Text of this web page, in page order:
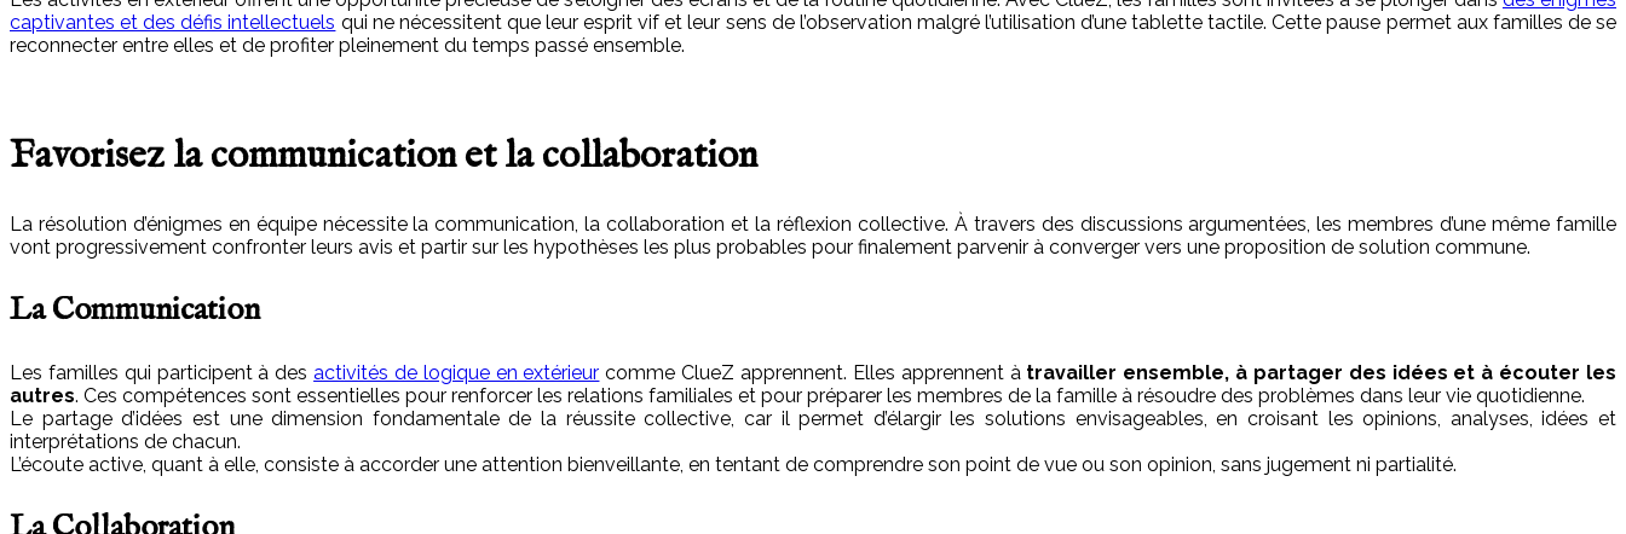
captivantes et des défis intellectuels qui ne nécessitent que leur esprit vif et leur sens de l’observation malgré l’utilisation d’une tablette tactile. Cette pause permet aux familles de se
reconnecter entre elles et de profiter pleinement du temps passé ensemble.
Favorisez la communication et la collaboration
La résolution d’énigmes en équipe nécessite la communication, la collaboration et la réflexion collective. À travers des discussions argumentées, les membres d’une même famille
vont progressivement confronter leurs avis et partir sur les hypothèses les plus probables pour finalement parvenir à converger vers une proposition de solution commune.
La Communication
Les familles qui participent à desactivités de logique en extérieur comme ClueZ apprennent. Elles apprennent à travailler ensemble, à partager des idées et à écouter les
autres. Ces compétences sont essentielles pour renforcer les relations familiales et pour préparer les membres de la famille à résoudre des problèmes dans leur vie quotidienne.
Le partage d’idées est une dimension fondamentale de la réussite collective, car il permet d’élargir les solutions envisageables, en croisant les opinions, analyses, idées et
interprétations de chacun.
L’écoute active, quant à elle, consiste à accorder une attention bienveillante, en tentant de comprendre son point de vue ou son opinion, sans jugement ni partialité.